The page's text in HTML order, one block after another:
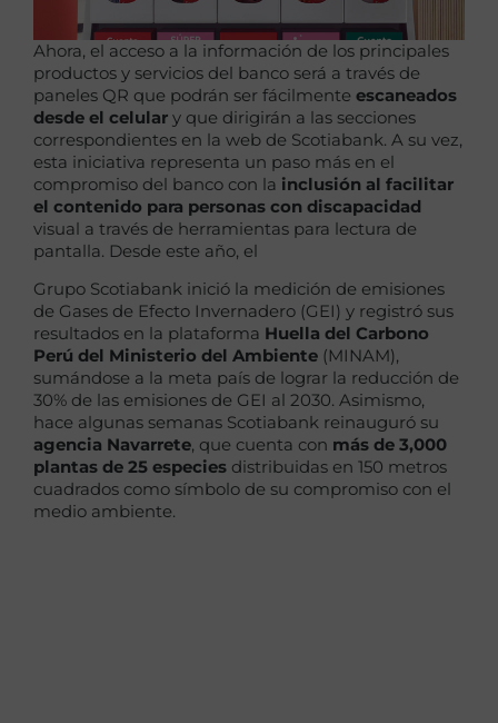
Ahora, el acceso a la información de los principales
productos y servicios del banco será a través de
paneles QR que podrán ser fácilmente escaneados
desde el celular y que dirigirán a las secciones
correspondientes en la web de Scotiabank. A su vez,
esta iniciativa representa un paso más en el
compromiso del banco con la inclusión al facilitar
el contenido para personas con discapacidad
visual a través de herramientas para lectura de
pantalla. Desde este año, el
Grupo Scotiabank inició la medición de emisiones
de Gases de Efecto Invernadero (GEI) y registró sus
resultados en la plataforma Huella del Carbono
Perú del Ministerio del Ambiente (MINAM),
sumándose a la meta país de lograr la reducción de
30% de las emisiones de GEI al 2030. Asimismo,
hace algunas semanas Scotiabank reinauguró su
agencia Navarrete, que cuenta con más de 3,000
plantas de 25 especies distribuidas en 150 metros
cuadrados como símbolo de su compromiso con el
medio ambiente.